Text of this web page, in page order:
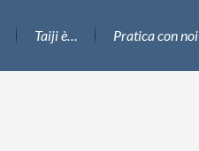
Taiji è… Pratica con noi